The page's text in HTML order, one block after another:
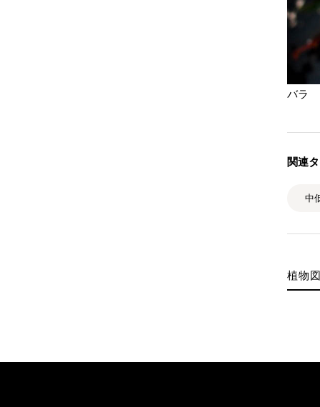
バラ
関連
中
植物